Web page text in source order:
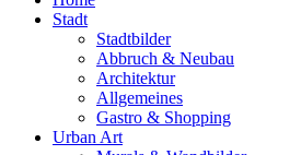
Menu
Stadt
Stadtbilder
Abbruch & Neubau
Architektur
Allgemeines
Gastro & Shopping
Urban Art